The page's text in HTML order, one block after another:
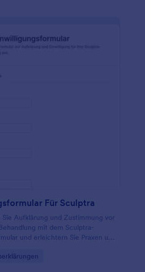
Für Sculptra
Sie Aufklärung und Zustimmung vor
mit dem Sculptra-
und erleichtern Sie Praxen und
Formularantwort.